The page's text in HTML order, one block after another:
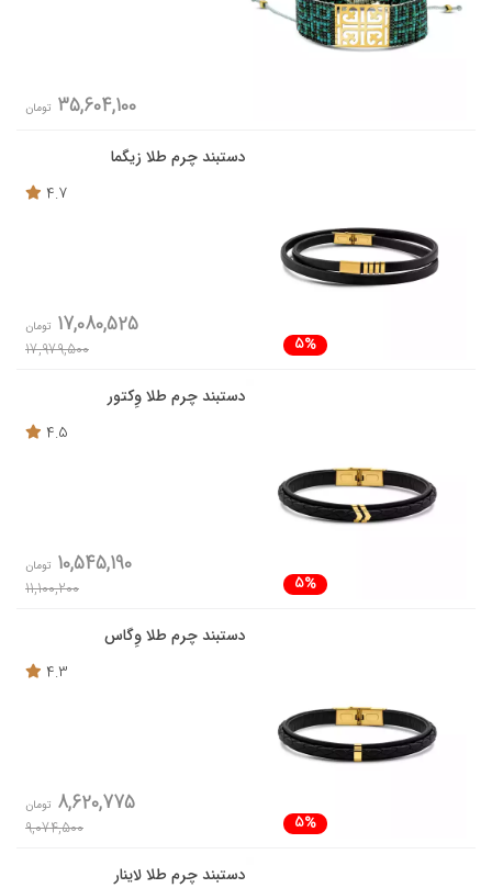
35,604,100 تومان
دستبند چرم طلا زیگما
4.7
5%
17,080,525 تومان
17,979,500
دستبند چرم طلا وِکتور
4.5
5%
10,545,190 تومان
11,100,200
دستبند چرم طلا وِگاس
4.3
5%
8,620,775 تومان
9,074,500
دستبند چرم طلا لاینار